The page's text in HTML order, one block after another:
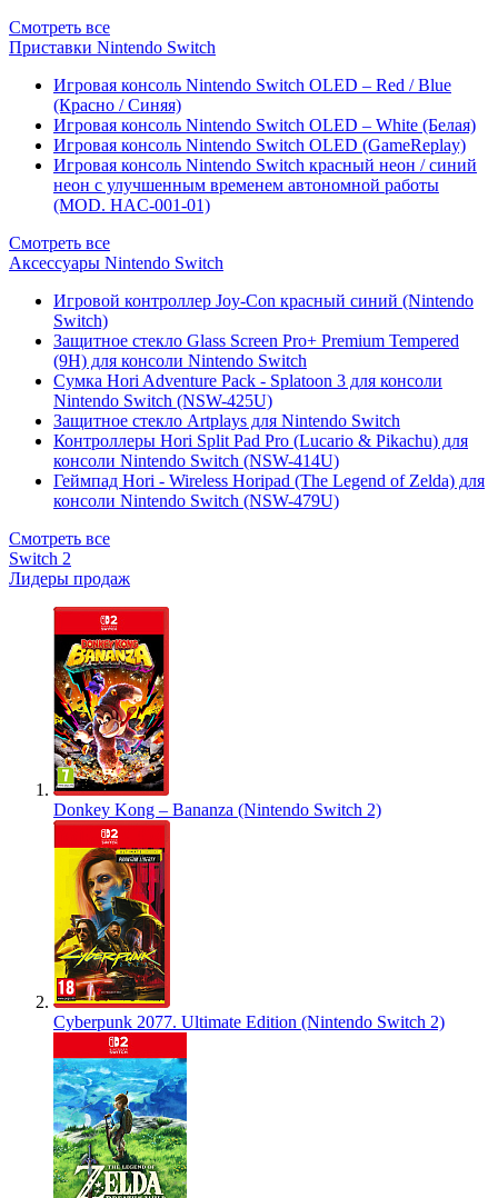
Смотреть все
Приставки Nintendo Switch
Игровая консоль Nintendo Switch OLED – Red / Blue
(Красно / Синяя)
Игровая консоль Nintendo Switch OLED – White (Белая)
Игровая консоль Nintendo Switch OLED (GameReplay)
Игровая консоль Nintendo Switch красный неон / синий
неон с улучшенным временем автономной работы
(MOD. HAC-001-01)
Смотреть все
Аксессуары Nintendo Switch
Игровой контроллер Joy-Con красный синий (Nintendo
Switch)
Защитное стекло Glass Screen Pro+ Premium Tempered
(9H) для консоли Nintendo Switch
Сумка Hori Adventure Pack - Splatoon 3 для консоли
Nintendo Switch (NSW-425U)
Защитное стекло Artplays для Nintendo Switch
Контроллеры Hori Split Pad Pro (Lucario & Pikachu) для
консоли Nintendo Switch (NSW-414U)
Геймпад Hori - Wireless Horipad (The Legend of Zelda) для
консоли Nintendo Switch (NSW-479U)
Смотреть все
Switch 2
Лидеры продаж
Donkey Kong – Bananza (Nintendo Switch 2)
Cyberpunk 2077. Ultimate Edition (Nintendo Switch 2)